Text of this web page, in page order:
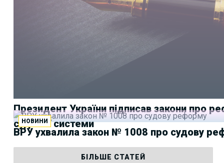
Президент України підписав закони про
судової системи
НОВИНИ
ВРУ ухвалила закон № 1008 про судову
БІЛЬШЕ СТАТЕЙ